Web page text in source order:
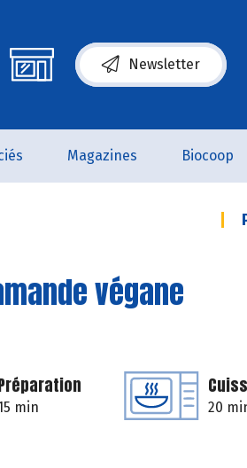
Newsletter
(s’ouvre dans une
Magazines Biocoop
végane
min 20